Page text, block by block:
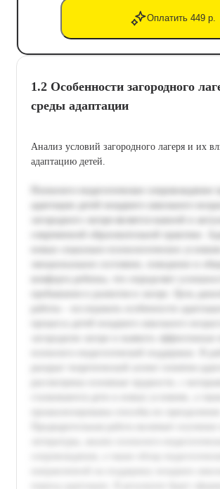
Оплатить 449 р.
1.2 Особенности загородного
среды адаптации
Анализ условий загородного лагеря и их
адаптацию детей.